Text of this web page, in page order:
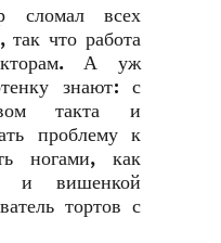
сломал всех
так что работа
А уж
знают: с
такта и
проблему к
ногами, как
и вишенкой
тортов с